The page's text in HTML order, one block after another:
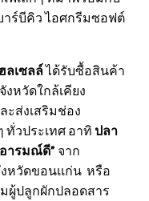
าร์บีคิว ไอศกรีมซอฟต์
ลเซลล์ได้รับซื้อสินค้า
งหวัดใกล้เคียง
ะส่งเสริมช่อง
ทั่วประเทศ อาทิ ปลา
ารมณ์ดี” จาก
หวัดขอนเเก่น หรือ
ผู้ปลูกผักปลอดสาร